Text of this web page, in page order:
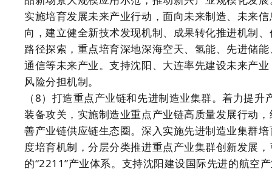
实施培育发展未来产业行动，面向未来制造、未来
向，建立健全新技术发现机制、成果转化推进机制
路径探索，重点培育深地深海空天、氢能、先进储
通信等未来产业。支持沈阳、大连率先建设未来产
风险分担机制。
（8）打造重点产业链和先进制造业集群。着力提
装备攻关，实施制造业重点产业链高质量发展行动
善产业链供应链生态圈。深入实施先进制造业集群
度培育机制，分层分类推进重点产业集群创新发展
的“2211”产业体系。支持沈阳建设国际先进的航空